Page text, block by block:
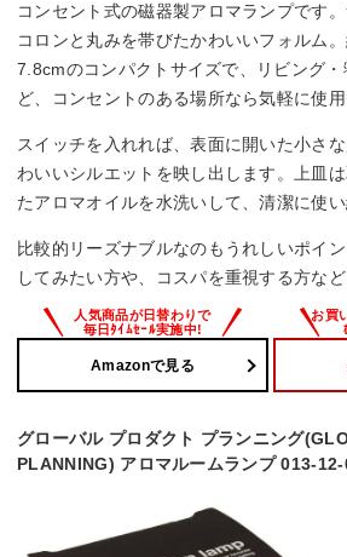
コンセント式の磁器製アロマランプです
コロンと丸みを帯びたかわいいフォルム
7.8cmのコンパクトサイズで、リビング
ど、コンセントのある場所なら気軽に使用
スイッチを入れれば、表面に開いた小さ
わいいシルエットを映し出します。上皿
たアロマオイルを水洗いして、清潔に使い
比較的リーズナブルなのもうれしいポイ
してみたい方や、コスパを重視する方など
Amazonで見る
グローバル プロダクト プランニング
PLANNING) アロマルームランプ 013-